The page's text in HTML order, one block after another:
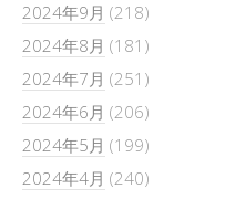
2024年9月 (218)
2024年8月 (181)
2024年7月 (251)
2024年6月 (206)
2024年5月 (199)
2024年4月 (240)